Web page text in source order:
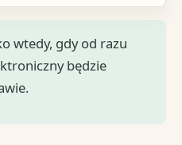
wtedy, gdy od razu
będzie